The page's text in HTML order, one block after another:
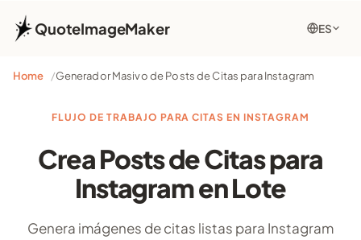
QuoteImageMaker ES
Home Generador Masivo de Posts de Citas para Instagram
FLUJO DE TRABAJO PARA CITAS EN INSTAGRAM
Crea Posts de Citas para
Instagram en Lote
Genera imágenes de citas listas para Instagram